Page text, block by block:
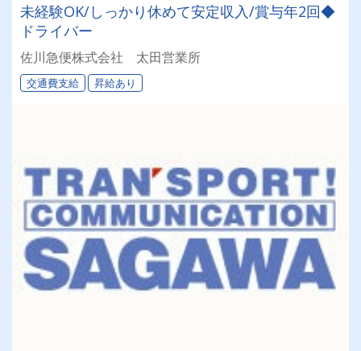
未経験OK/しっかり休めて安定収入/賞与年2回◆
ドライバー
佐川急便株式会社 太田営業所
交通費支給 昇給あり